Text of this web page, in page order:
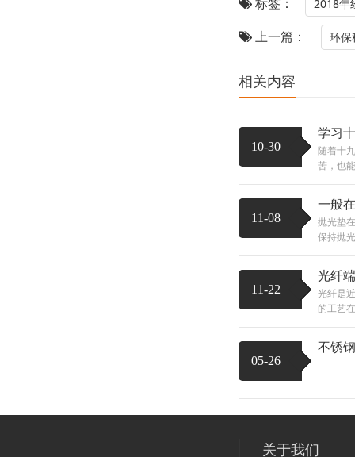
2018年
上一篇： 环保
相关内容
10-30
学习
随着十
苦，也
11-08
一般
抛光垫
保持抛
11-22
光纤
光纤是
的工艺
05-26
不锈
关于我们